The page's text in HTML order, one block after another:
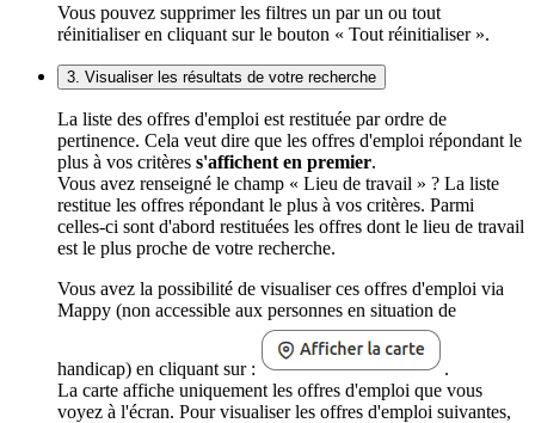
Vous pouvez supprimer les filtres un par un ou tout
réinitialiser en cliquant sur le bouton « Tout réinitialiser ».
3. Visualiser les résultats de votre recherche
La liste des offres d'emploi est restituée par ordre de
pertinence. Cela veut dire que les offres d'emploi répondant le
plus à vos critères s'affichent en premier.
Vous avez renseigné le champ « Lieu de travail » ? La liste
restitue les offres répondant le plus à vos critères. Parmi
celles-ci sont d'abord restituées les offres dont le lieu de travail
est le plus proche de votre recherche.
Vous avez la possibilité de visualiser ces offres d'emploi via
Mappy (non accessible aux personnes en situation de
handicap) en cliquant sur :
.
La carte affiche uniquement les offres d'emploi que vous
voyez à l'écran. Pour visualiser les offres d'emploi suivantes,